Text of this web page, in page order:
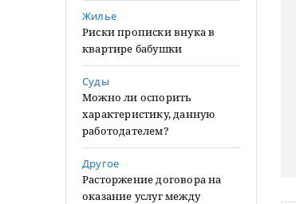
Жилье
Риски прописки внука в
квартире бабушки
Суды
Можно ли оспорить
характеристику, данную
работодателем?
Другое
Расторжение договора на
оказание услуг между